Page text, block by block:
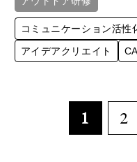
コミュニケーション活性
アイデア​クリエイト
1 2